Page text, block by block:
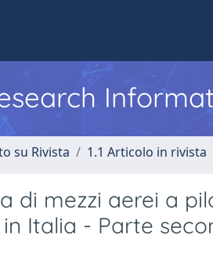
su Rivista 1.1 Articolo in rivista
di mezzi aerei a
Italia - Parte